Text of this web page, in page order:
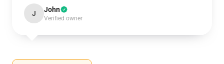
J John
Verified owner